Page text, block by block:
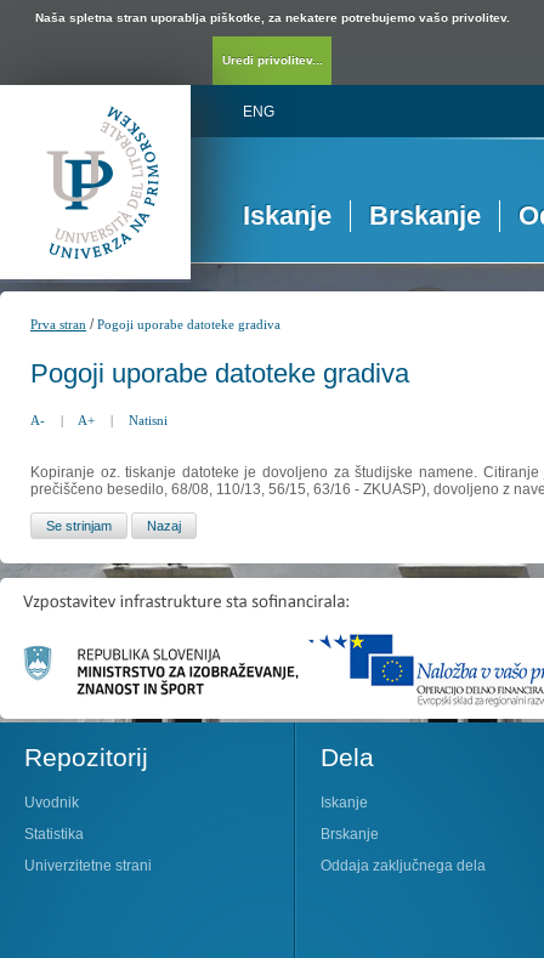
Naša spletna stran uporablja piškotke, za nekatere potrebujemo vašo privolitev.
Uredi privolitev...
ENG
Iskanje Brskanje
Prva stran /Pogoji uporabe datoteke gradiva
Pogoji uporabe datoteke gradiva
A- | A+ | Natisni
Kopiranje oz. tiskanje datoteke je dovoljeno za študijske namene.
prečiščeno besedilo, 68/08, 110/13, 56/15, 63/16 - ZKUASP), dovoljeno z
Repozitorij
Uvodnik
Statistika
Univerzitetne strani
Dela
Iskanje
Brskanje
Oddaja zaključnega dela